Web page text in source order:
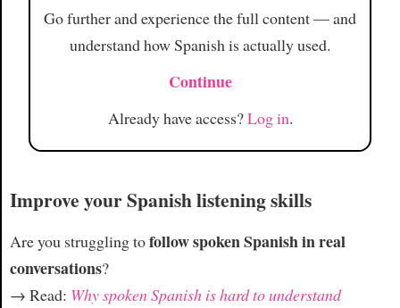
Go further and experience the full content — and
understand how Spanish is actually used.
Continue
Already have access?Log in.
Improve your Spanish listening skills
Are you struggling tofollow spoken Spanish in real
conversations?
→ Read: Why spoken Spanish is hard to understand